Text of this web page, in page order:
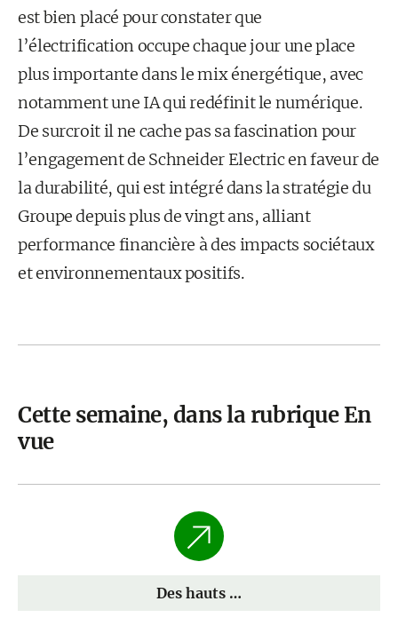
est bien placé pour constater que
l’électrification occupe chaque jour une place
plus importante dans le mix énergétique, avec
notamment une IA qui redéfinit le numérique.
De surcroit il ne cache pas sa fascination pour
l’engagement de Schneider Electric en faveur de
la durabilité, qui est intégré dans la stratégie du
Groupe depuis plus de vingt ans, alliant
performance financière à des impacts sociétaux
et environnementaux positifs.
Cette semaine, dans la rubrique En
vue
Des hauts …